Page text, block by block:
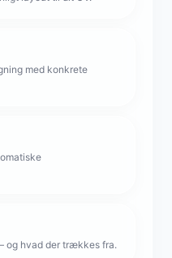
med konkrete
og hvad der trækkes fra.